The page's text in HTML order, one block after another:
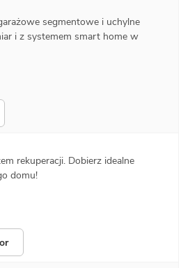
segmentowe i uchylne
i z systemem smart home w
rekuperacji. Dobierz idealne
domu!